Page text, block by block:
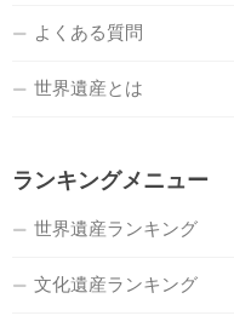
よくある質問
世界遺産とは
ランキングメニュー
世界遺産ランキング
文化遺産ランキング